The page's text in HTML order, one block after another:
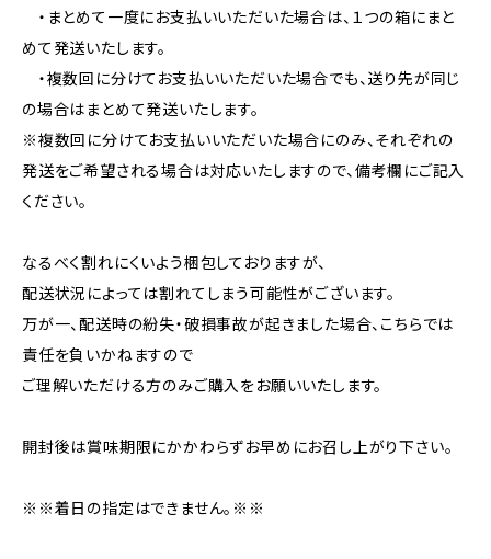
・まとめて一度にお支払いいただいた場合は、１つの箱にまと
めて発送いたします。
・複数回に分けてお支払いいただいた場合でも、送り先が同じ
の場合はまとめて発送いたします。
※複数回に分けてお支払いいただいた場合にのみ、それぞれの
発送をご希望される場合は対応いたしますので、備考欄にご記入
ください。
なるべく割れにくいよう梱包しておりますが、
配送状況によっては割れてしまう可能性がございます。
万が一、配送時の紛失・破損事故が起きました場合、こちらでは
責任を負いかねますので
ご理解いただける方のみご購入をお願いいたします。
開封後は賞味期限にかかわらずお早めにお召し上がり下さい。
※※着日の指定はできません。※※